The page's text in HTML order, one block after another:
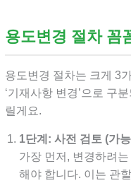
용도변경 절차 꼼
용도변경 절차는 크게 3
‘기재사항 변경’으로 구
릴게요.
1단계: 사전 검토 (가
가장 먼저, 변경하려
해야 합니다. 이는 관